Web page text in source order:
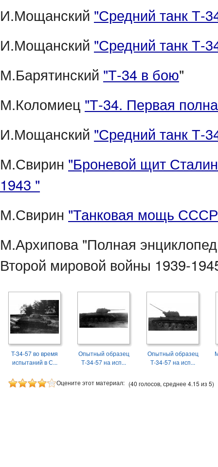
И.Мощанский "Средний танк Т-
И.Мощанский "Средний танк Т-
М.Барятинский "Т-34 в бою"
М.Коломиец "Т-34. Первая
И.Мощанский "Средний танк Т-
М.Свирин "Броневой щит
1943 "
М.Свирин "Танковая мощь
М.Архипова "Полная
Второй мировой войны 1939-
T-34-57 во время
испытаний в С...
Опытный образец
Т-34-57 на исп...
Опытный образец
Т-34-57 на исп...
Оцените этот материал: (40 голосов, среднее 4.15 из 5)